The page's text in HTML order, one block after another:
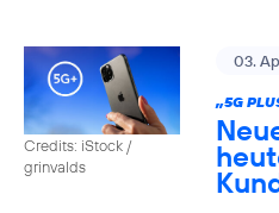
Credits: iStock /
grinvalds
03.
„5G